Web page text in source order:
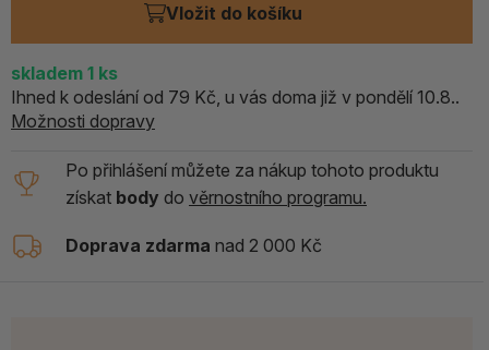
Vložit do košíku
skladem 1 ks
Ihned k odeslání od 79 Kč, u vás doma již v pondělí 10.8..
Možnosti dopravy
Po přihlášení můžete za nákup tohoto produktu
získat body do věrnostního programu.
Doprava zdarma nad 2 000 Kč